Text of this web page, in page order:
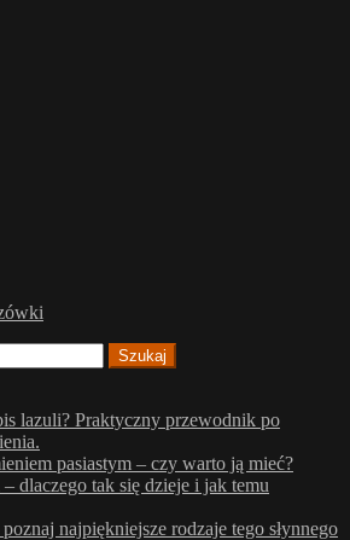
lazuli? Praktyczny przewodnik po
pasiastym – czy warto ją mieć?
dlaczego tak się dzieje i jak temu
najpiękniejsze rodzaje tego słynnego